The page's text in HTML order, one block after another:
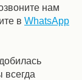
нам
в WhatsApp
всегда